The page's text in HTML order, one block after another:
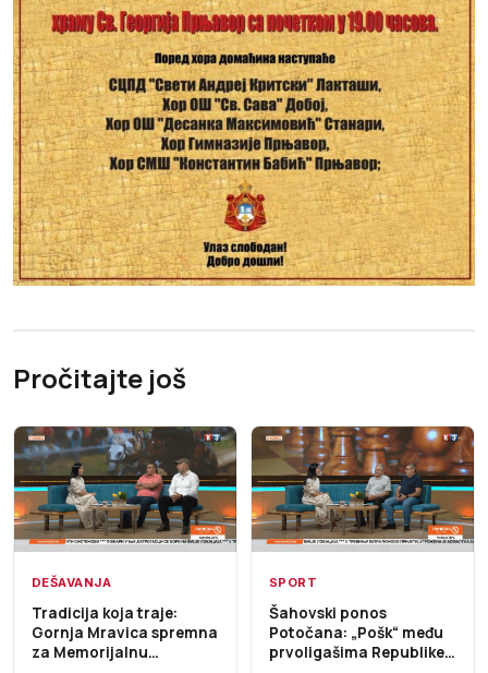
Pročitajte još
DEŠAVANJA
Tradicija koja traje:
Gornja Mravica spremna
za Memorijalnu
SPORT
Šahovski ponos
Potočana: „Pošk“ među
prvoligašima Republike